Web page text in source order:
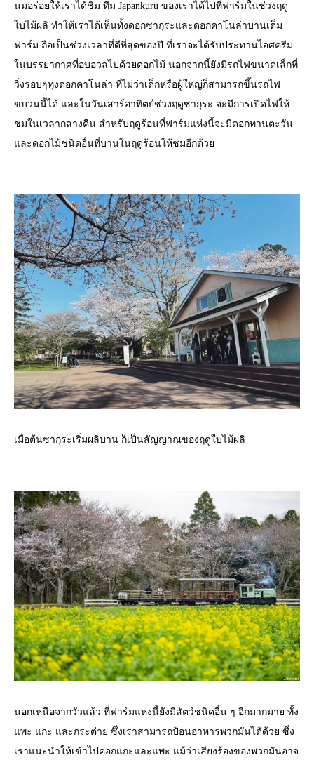
นมอร่อยให้เราได้ชิม ทีม Japankuru ของเราได้ไปที่ฟาร์มในช่วงฤดู
ใบไม้ผลิ ทำให้เราได้เห็นทั้งดอกซากุระและดอกคาโนล่าบานเต็ม
ฟาร์ม ถือเป็นช่วงเวลาที่ดีที่สุดของปี ที่เราจะได้รับประทานไอศครีม
ในบรรยากาศที่อบอวลไปด้วยดอกไม้ นอกจากนี้ยังมีรถไฟขนาดเล็กที่
วิ่งรอบๆทุ่งดอกคาโนล่า ที่ไม่ว่าเด็กหรือผู้ใหญ่ก็สามารถขึ้นรถไฟ
ขบวนนี้ได้ และในวันเสาร์อาทิตย์ช่วงฤดูซากุระ จะมีการเปิดไฟให้
ชมในเวลากลางคืน สำหรับฤดูร้อนที่ฟาร์มแห่งนี้จะมีดอกทานตะวัน
และดอกไม้ชนิดอื่นที่บานในฤดูร้อนให้ชมอีกด้วย
เมื่อต้นซากุระเริ่มผลิบาน ก็เป็นสัญญาณของฤดูใบไม้ผลิ
นอกเหนือจากวัวแล้ว ที่ฟาร์มแห่งนี้ยังมีสัตว์ชนิดอื่น ๆ อีกมากมาย ทั้ง
แพะ แกะ และกระต่าย ซึ่งเราสามารถป้อนอาหารพวกมันได้ด้วย ซึ่ง
เราแนะนำให้เข้าไปคอกแกะและแพะ แม้ว่าเสียงร้องของพวกมันอาจ